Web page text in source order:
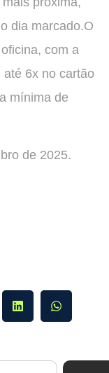
dia marcado.O
com a
6x no cartão
mínima de
de 2025.